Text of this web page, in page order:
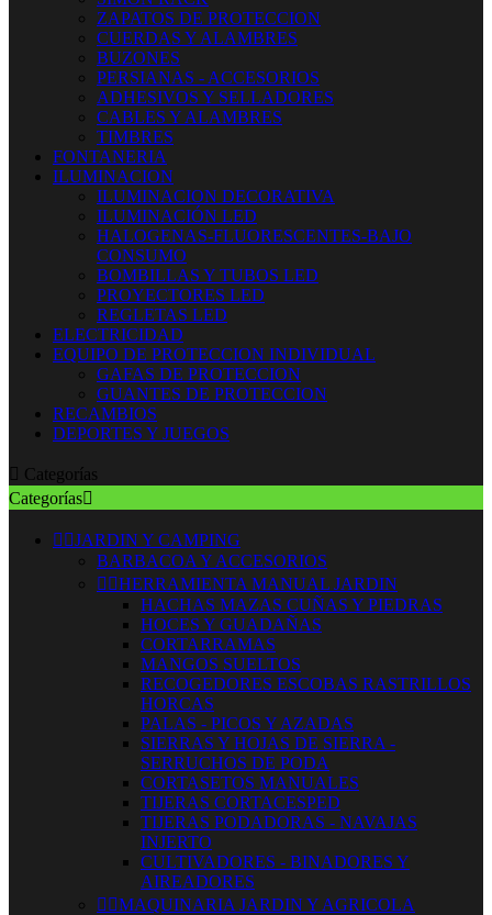
ZAPATOS DE PROTECCION
CUERDAS Y ALAMBRES
BUZONES
PERSIANAS - ACCESORIOS
ADHESIVOS Y SELLADORES
CABLES Y ALAMBRES
TIMBRES
FONTANERIA
ILUMINACION
ILUMINACION DECORATIVA
ILUMINACIÓN LED
HALOGENAS-FLUORESCENTES-BAJO
CONSUMO
BOMBILLAS Y TUBOS LED
PROYECTORES LED
REGLETAS LED
ELECTRICIDAD
EQUIPO DE PROTECCION INDIVIDUAL
GAFAS DE PROTECCION
GUANTES DE PROTECCION
RECAMBIOS
DEPORTES Y JUEGOS
 Categorías
Categorías
 JARDIN Y CAMPING
BARBACOA Y ACCESORIOS
 HERRAMIENTA MANUAL JARDIN
HACHAS MAZAS CUÑAS Y PIEDRAS
HOCES Y GUADAÑAS
CORTARRAMAS
MANGOS SUELTOS
RECOGEDORES ESCOBAS RASTRILLOS
HORCAS
PALAS - PICOS Y AZADAS
SIERRAS Y HOJAS DE SIERRA -
SERRUCHOS DE PODA
CORTASETOS MANUALES
TIJERAS CORTACESPED
TIJERAS PODADORAS - NAVAJAS
INJERTO
CULTIVADORES - BINADORES Y
AIREADORES
 MAQUINARIA JARDIN Y AGRICOLA